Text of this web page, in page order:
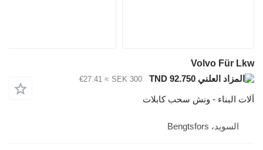
Volvo Für Lkw
SEK 300
≈ €27.41
آلات البناء - ونش سحب كابلات
السويد، Bengtsfors